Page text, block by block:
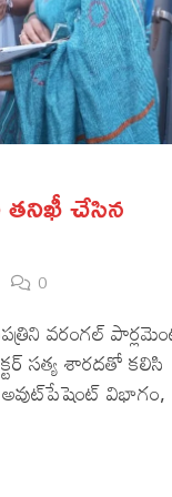
తనిఖీ చేసిన
0
వరంగల్
సత్య శారదతో కలిసి
విభాగం,